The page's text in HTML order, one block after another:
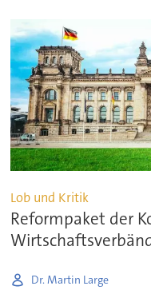
Lob und Kritik
Reformpaket der
Dr. Martin Large